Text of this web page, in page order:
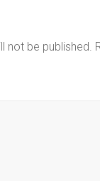
not be published.